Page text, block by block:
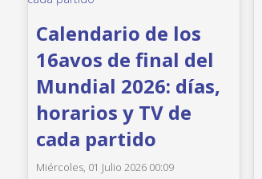
Calendario de los
16avos de final del
Mundial 2026: días,
horarios y TV de
cada partido
Miércoles, 01 Julio 2026 00:09